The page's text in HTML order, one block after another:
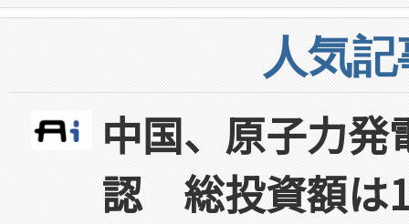
人気
中国、原子力
認 総投資額は